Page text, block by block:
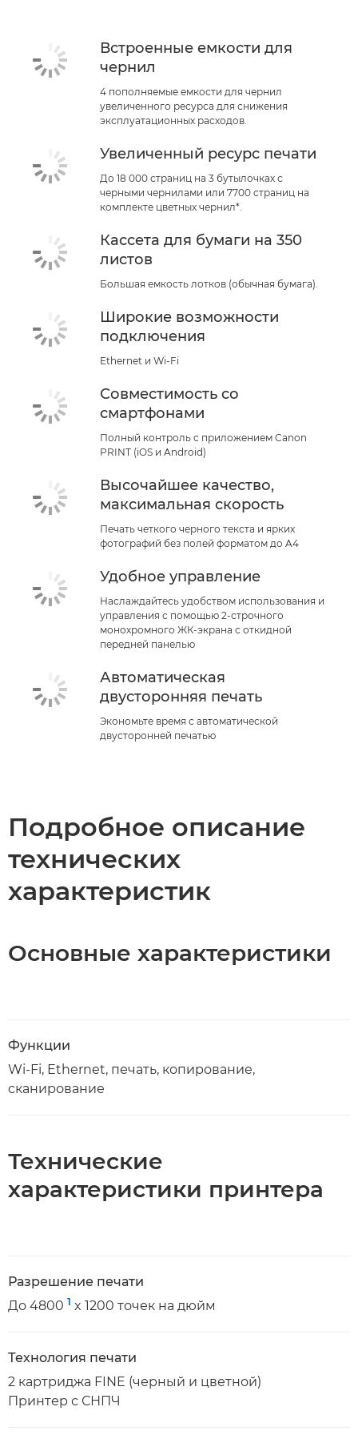
Встроенные емкости для
чернил
4 пополняемые емкости для чернил
увеличенного ресурса для снижения
эксплуатационных расходов.
Увеличенный ресурс печати
До 18 000 страниц на 3 бутылочках с
черными чернилами или 7700 страниц на
комплекте цветных чернил*.
Кассета для бумаги на 350
листов
Большая емкость лотков (обычная бумага).
Широкие возможности
подключения
Ethernet и Wi-Fi
Совместимость со
смартфонами
Полный контроль с приложением Canon
PRINT (iOS и Android)
Высочайшее качество,
максимальная скорость
Печать четкого черного текста и ярких
фотографий без полей форматом до A4
Удобное управление
Наслаждайтесь удобством использования и
управления с помощью 2-строчного
монохромного ЖК-экрана с откидной
передней панелью
Автоматическая
двусторонняя печать
Экономьте время с автоматической
двусторонней печатью
Подробное описание
технических
характеристик
Основные характеристики
Функции
Wi-Fi, Ethernet, печать, копирование,
сканирование
Технические
характеристики принтера
Разрешение печати
До 4800 1 x 1200 точек на дюйм
Технология печати
2 картриджа FINE (черный и цветной)
Принтер с СНПЧ